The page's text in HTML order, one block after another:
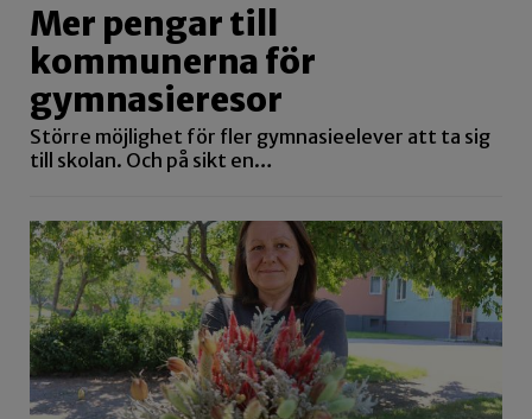
Mer pengar till
kommunerna för
gymnasieresor
Större möjlighet för fler gymnasieelever att ta sig
till skolan. Och på sikt en…